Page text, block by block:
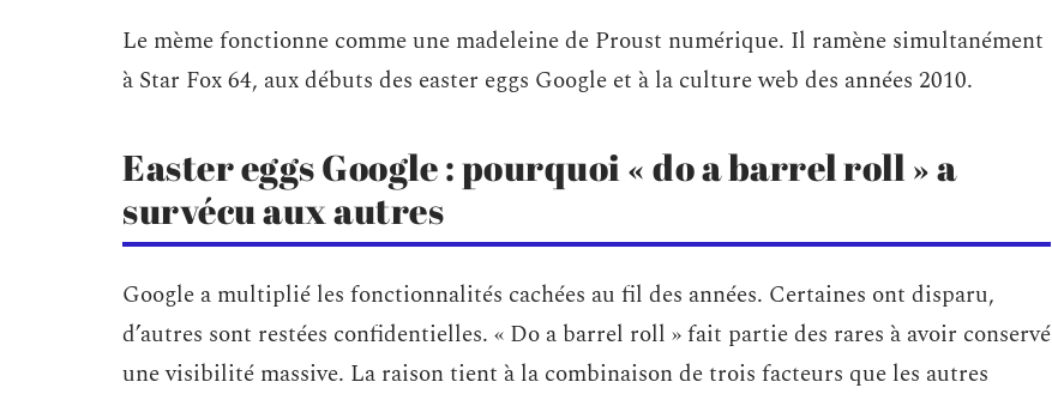
Le mème fonctionne comme une madeleine de Proust numérique. Il ramène simultanément
à Star Fox 64, aux débuts des easter eggs Google et à la culture web des années 2010.
Easter eggs Google : pourquoi « do a barrel roll » a
survécu aux autres
Google a multiplié les fonctionnalités cachées au fil des années. Certaines ont disparu,
d’autres sont restées confidentielles. « Do a barrel roll » fait partie des rares à avoir conservé
une visibilité massive. La raison tient à la combinaison de trois facteurs que les autres